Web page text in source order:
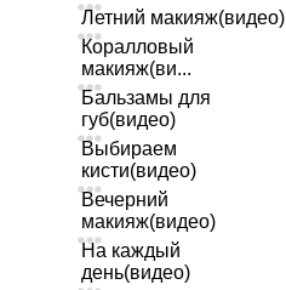
Летний макияж(видео)
Коралловый
макияж(ви...
Бальзамы для
губ(видео)
Выбираем
кисти(видео)
Вечерний
макияж(видео)
На каждый
день(видео)